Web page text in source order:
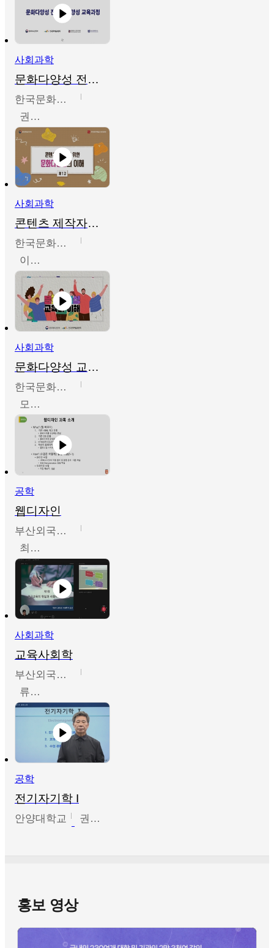
사회과학
문화다양성 전문인력 양성 기본과정 - 문화다양성의 이해
한국문화예술교육진흥원
권숙인 외 8명
사회과학
콘텐츠 제작자를 위한 문화다양성의 이해
한국문화예술교육진흥원
이성민
사회과학
문화다양성 교육의 이해
한국문화예술교육진흥원
모경환,성상환,정문성
공학
웹디자인
부산외국어대학교
최진오
사회과학
교육사회학
부산외국어대학교
류영철
공학
전기자기학 I
안양대학교 권원현
홍보 영상